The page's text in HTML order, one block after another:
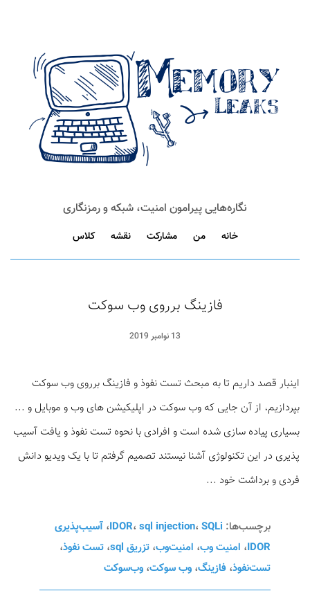
نگاره‌هایی پیرامون امنیت، شبکه و رمزنگاری
خانه من مشارکت نقشه کلاس
فازینگ برروی وب سوکت
13 نوامبر 2019
اینبار قصد داریم تا به مبحث تست نفوذ و فازینگ برروی وب سوکت
بپردازیم، از آن جایی که وب سوکت در اپلیکیشن های وب و موبایل و ...
بسیاری پیاده سازی شده‌ است و افرادی با نحوه تست نفوذ و یافت آسیب
پذیری در این تکنولوژی آشنا نیستند تصمیم گرفتم تا با یک ویدیو دانش
فردی و برداشت خود ...
برچسب‌ها: IDOR،sql injection،SQLi ، آسیب‌پذیری
IDOR، امنیت وب، امنیت‌وب، تزریق sql ، تست نفوذ،
تست‌نفوذ، فازینگ، وب سوکت، وب‌سوکت